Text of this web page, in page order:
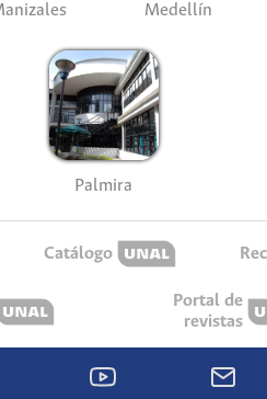
Medellín
Palmira
Catálogo
Portal de
revistas